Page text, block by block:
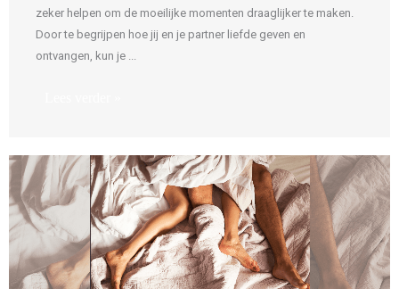
zeker helpen om de moeilijke momenten draaglijker te maken.
Door te begrijpen hoe jij en je partner liefde geven en
ontvangen, kun je ...